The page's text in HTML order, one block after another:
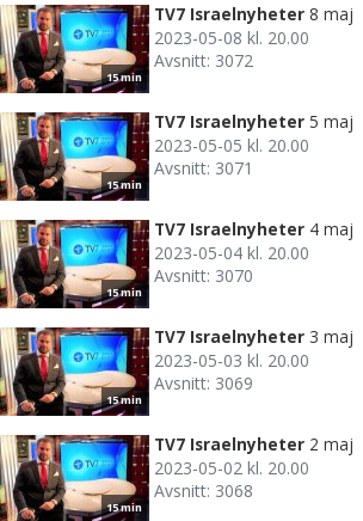
15 min
TV7 Israelnyheter 8 maj
2023-05-08 kl. 20.00
Avsnitt: 3072
15 min
TV7 Israelnyheter 5 maj
2023-05-05 kl. 20.00
Avsnitt: 3071
15 min
TV7 Israelnyheter 4 maj
2023-05-04 kl. 20.00
Avsnitt: 3070
15 min
TV7 Israelnyheter 3 maj
2023-05-03 kl. 20.00
Avsnitt: 3069
15 min
TV7 Israelnyheter 2 maj
2023-05-02 kl. 20.00
Avsnitt: 3068